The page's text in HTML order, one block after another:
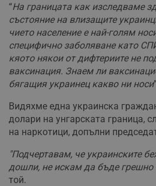
“На границата как изследваме
състояние на влизащите
чието население е най-голям
специфично заболяване като
кяото някои от дифтериите не
ваксинация. Знаем ли
бягащия украинец какво ни носи
Видяхме една украинска
долари на унгарската граница,
на наркотици, допълни
"Подчертавам, че украинските
дошли, не искам да бъде грешно
той.